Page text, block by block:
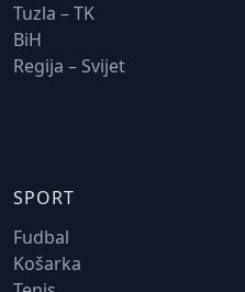
Tuzla – TK
BiH
Regija – Svijet
SPORT
Fudbal
Košarka